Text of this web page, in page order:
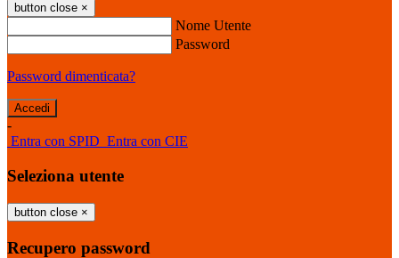
button close ×
Nome Utente
Password
Password dimenticata?
-
Entra con SPID Entra con CIE
Seleziona utente
button close ×
Recupero password